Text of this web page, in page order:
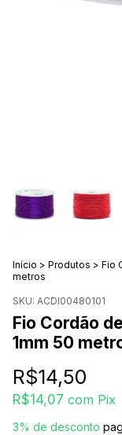
Início > Produtos > Fio
metros
SKU: ACDI00480101
Fio Cordão
1mm 50
R$14,50
R$14,07 com Pix
3% de desconto